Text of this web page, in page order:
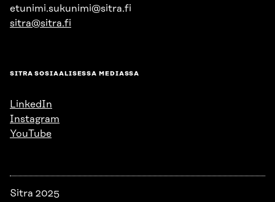
etunimi.sukunimi@sitra.fi
sitra@sitra.fi
SITRA SOSIAALISESSA MEDIASSA
LinkedIn
Instagram
YouTube
Sitra 2025